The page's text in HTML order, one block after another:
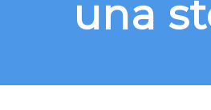
una